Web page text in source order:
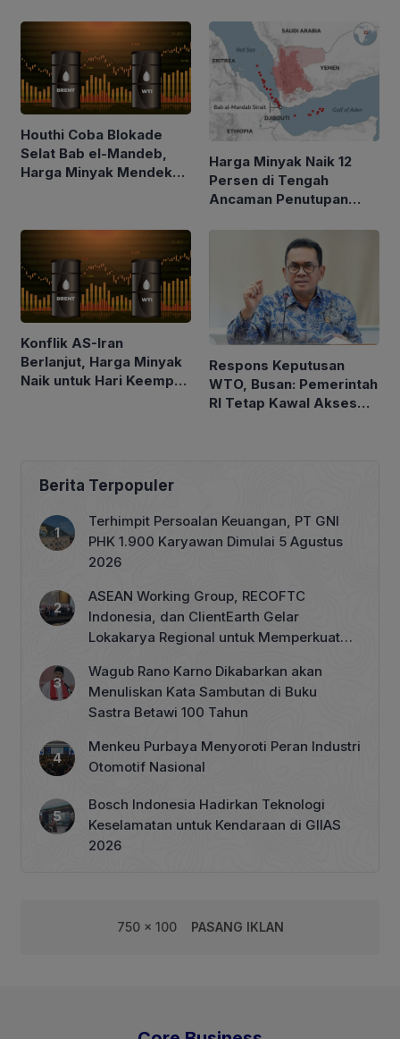
Houthi Coba Blokade
Selat Bab el-Mandeb,
Harga Minyak Mendekati
Harga Minyak Naik 12
Persen di Tengah
Ancaman Penutupan
Konflik AS-Iran
Berlanjut, Harga Minyak
Naik untuk Hari Keempat
Respons Keputusan
WTO, Busan: Pemerintah
RI Tetap Kawal Akses
Berita Terpopuler
Terhimpit Persoalan Keuangan, PT GNI
PHK 1.900 Karyawan Dimulai 5 Agustus
2026
ASEAN Working Group, RECOFTC
Indonesia, dan ClientEarth Gelar
Lokakarya Regional untuk Memperkuat
Wagub Rano Karno Dikabarkan akan
Menuliskan Kata Sambutan di Buku
Sastra Betawi 100 Tahun
Menkeu Purbaya Menyoroti Peran Industri
Otomotif Nasional
Bosch Indonesia Hadirkan Teknologi
Keselamatan untuk Kendaraan di GIIAS
2026
750 x 100 PASANG IKLAN